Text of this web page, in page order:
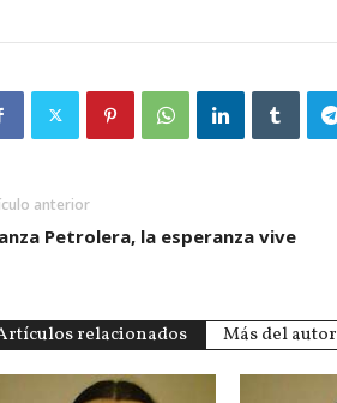
anterior
Petrolera, la esperanza vive
relacionados Más del autor